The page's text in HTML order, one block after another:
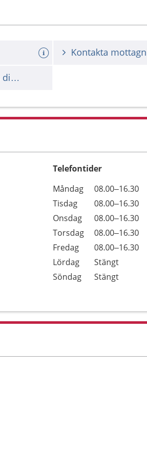
Kontakta
Lämna synpunkter och klagomål hos din vårdgivare
Telefontider
Dag
Öppettider
Kommentarer
Måndag
08.00–16.30
Tisdag
08.00–16.30
Onsdag
08.00–16.30
Torsdag
08.00–16.30
Fredag
08.00–16.30
Lördag
Stängt
Söndag
Stängt